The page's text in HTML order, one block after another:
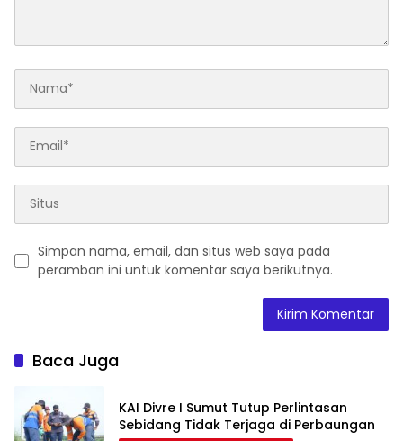
Simpan nama, email, dan situs web saya pada
peramban ini untuk komentar saya berikutnya.
Baca Juga
KAI Divre I Sumut Tutup Perlintasan
Sebidang Tidak Terjaga di Perbaungan